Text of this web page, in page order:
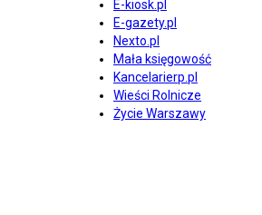
E-kiosk.pl
E-gazety.pl
Nexto.pl
Mała księgowość
Kancelarierp.pl
Wieści Rolnicze
Życie Warszawy